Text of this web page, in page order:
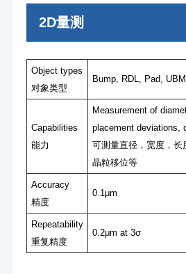
2D量测
Object types
对象类型
Bump, RDL, Pad,
Capabilities
能⼒
Measurement of
placement deviations,
可测量直径，宽度，⻓
晶粒移位等
Accuracy
精度
0.1μm
Repeatability
重复精度
0.2μm at 3σ